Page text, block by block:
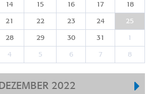
14 15 16 17 18
21 22 23 24 25
28 29 30 31 1
4 5 6 7 8
DEZEMBER 2022